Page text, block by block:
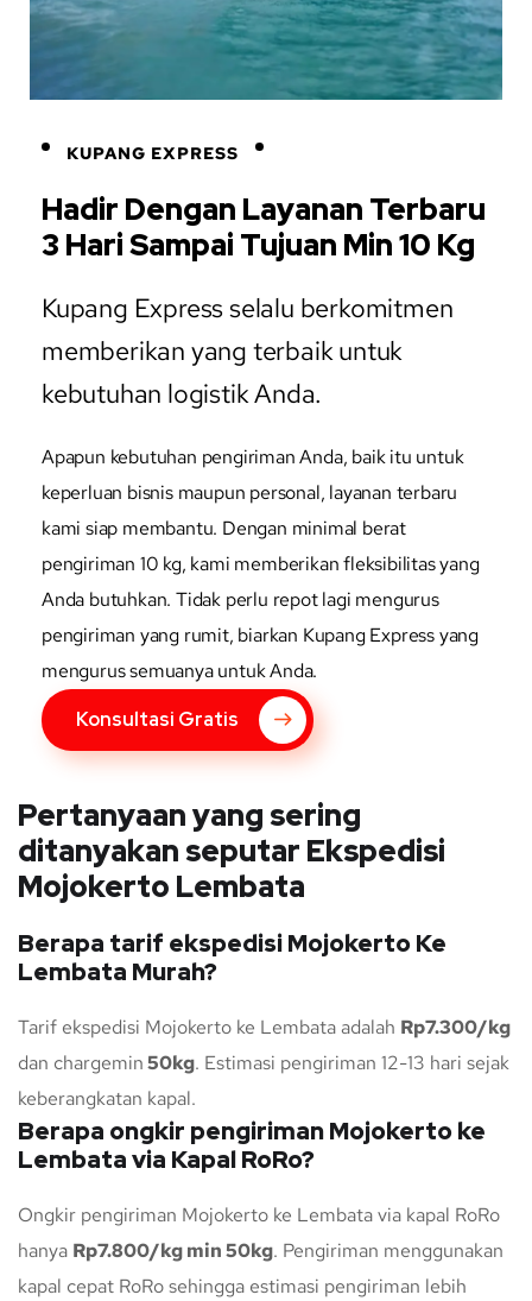
KUPANG EXPRESS
Hadir Dengan Layanan Terbaru
3 Hari Sampai Tujuan Min 10 Kg
Kupang Express selalu berkomitmen
memberikan yang terbaik untuk
kebutuhan logistik Anda.
Apapun kebutuhan pengiriman Anda, baik itu untuk
keperluan bisnis maupun personal, layanan terbaru
kami siap membantu. Dengan minimal berat
pengiriman 10 kg, kami memberikan fleksibilitas yang
Anda butuhkan. Tidak perlu repot lagi mengurus
pengiriman yang rumit, biarkan Kupang Express yang
mengurus semuanya untuk Anda.
Konsultasi Gratis
Pertanyaan yang sering
ditanyakan seputar Ekspedisi
Mojokerto Lembata
Berapa tarif ekspedisi Mojokerto Ke
Lembata Murah?
Tarif ekspedisi Mojokerto ke Lembata adalah Rp7.300/kg
dan chargemin50kg. Estimasi pengiriman 12-13 hari sejak
keberangkatan kapal.
Berapa ongkir pengiriman Mojokerto ke
Lembata via Kapal RoRo?
Ongkir pengiriman Mojokerto ke Lembata via kapal RoRo
hanya Rp7.800/kg min 50kg. Pengiriman menggunakan
kapal cepat RoRo sehingga estimasi pengiriman lebih